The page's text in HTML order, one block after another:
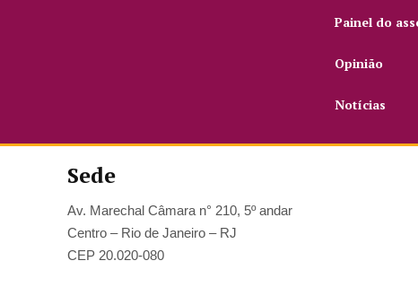
Painel do
Opinião
Notícias
Sede
Av. Marechal Câmara n° 210, 5º andar
Centro – Rio de Janeiro – RJ
CEP 20.020-080